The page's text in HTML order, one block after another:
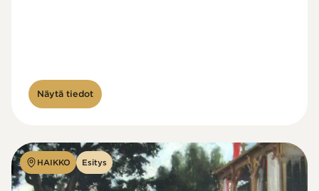
Näytä tiedot
HAIKKO Esitys